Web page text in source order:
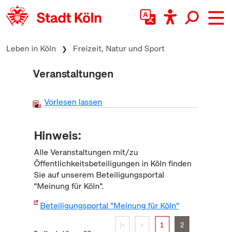
zum Inhalt springen
Leben in Köln Freizeit, Natur und Sport
Veranstaltungen
Vorlesen lassen
Hinweis:
Alle Veranstaltungen mit/zu
Öffentlichkeitsbeteiligungen in Köln finden
Sie auf unserem Beteiligungsportal
"Meinung für Köln".
Beteiligungsportal "Meinung für Köln"
|< < 1 2